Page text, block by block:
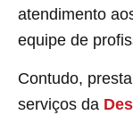
atendimento
equipe de
Contudo,
serviços da